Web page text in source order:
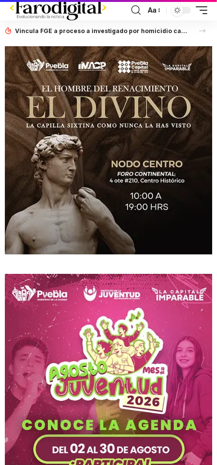
Aa
Vincula FGE a proceso a investigado por homicidio calificado en grado de tentativa